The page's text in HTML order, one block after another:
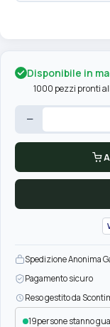
Disponibile in
1000 pezzi pronti
−
Spedizione Anonima
Pagamento sicuro
Reso gestito da
18persone stanno